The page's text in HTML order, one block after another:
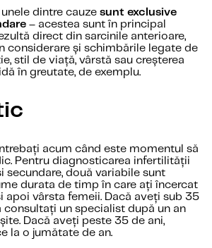
dintre cauze sunt exclusive
– acestea sunt în principal
direct din sarcinile anterioare,
considerare și schimbările legate de
stil de viață, vârstă sau creșterea
în greutate, de exemplu.
acum când este momentul să
Pentru diagnosticarea infertilității
secundare, două variabile sunt
durata de timp în care ați încercat
apoi vârsta femeii. Dacă aveți sub 35
consultați un specialist după un an
Dacă aveți peste 35 de ani,
la o jumătate de an.